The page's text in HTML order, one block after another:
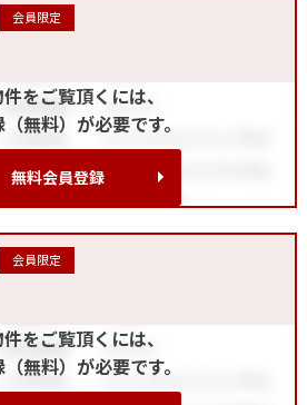
会員限定
をご覧頂くには、
無料）が必要です。
無料会員登録
会員限定
をご覧頂くには、
無料）が必要です。